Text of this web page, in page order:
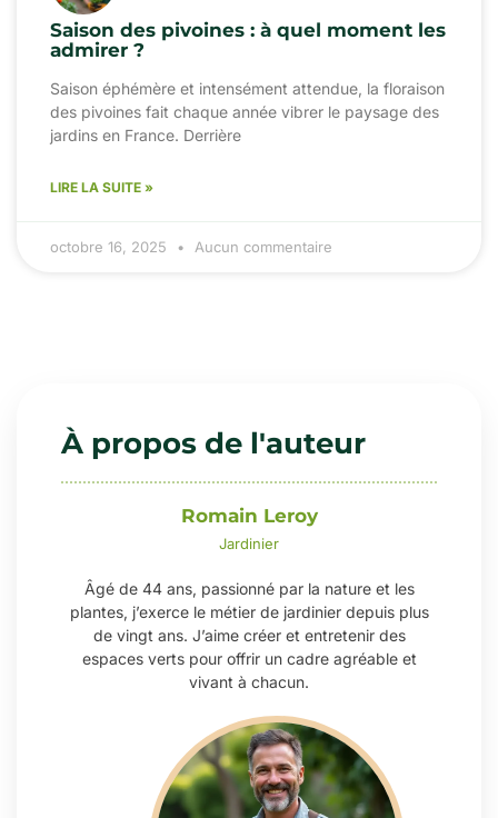
Saison des pivoines : à quel moment les
admirer ?
Saison éphémère et intensément attendue, la floraison
des pivoines fait chaque année vibrer le paysage des
jardins en France. Derrière
LIRE LA SUITE »
octobre 16, 2025 Aucun commentaire
À propos de l'auteur
Romain Leroy
Jardinier
Âgé de 44 ans, passionné par la nature et les
plantes, j’exerce le métier de jardinier depuis plus
de vingt ans. J’aime créer et entretenir des
espaces verts pour offrir un cadre agréable et
vivant à chacun.